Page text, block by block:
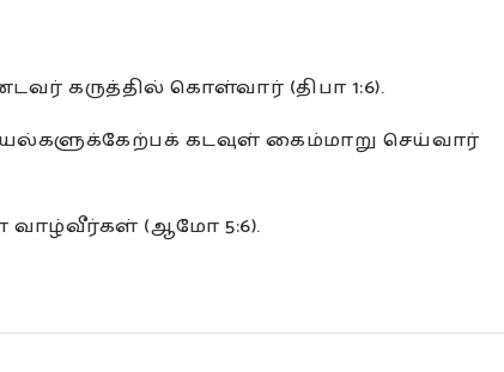
கருத்தில் கொள்வார் (திபா 1:6).
கடவுள் கைம்மாறு செய்வார்
(ஆமோ 5:6).